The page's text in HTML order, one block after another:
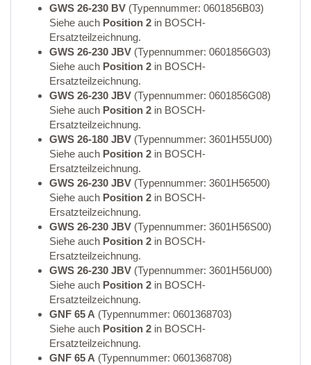
GWS 26-230 BV (Typennummer: 0601856B03)
Siehe auch Position 2 in BOSCH-
Ersatzteilzeichnung.
GWS 26-230 JBV (Typennummer: 0601856G03)
Siehe auch Position 2 in BOSCH-
Ersatzteilzeichnung.
GWS 26-230 JBV (Typennummer: 0601856G08)
Siehe auch Position 2 in BOSCH-
Ersatzteilzeichnung.
GWS 26-180 JBV (Typennummer: 3601H55U00)
Siehe auch Position 2 in BOSCH-
Ersatzteilzeichnung.
GWS 26-230 JBV (Typennummer: 3601H56500)
Siehe auch Position 2 in BOSCH-
Ersatzteilzeichnung.
GWS 26-230 JBV (Typennummer: 3601H56S00)
Siehe auch Position 2 in BOSCH-
Ersatzteilzeichnung.
GWS 26-230 JBV (Typennummer: 3601H56U00)
Siehe auch Position 2 in BOSCH-
Ersatzteilzeichnung.
GNF 65 A (Typennummer: 0601368703)
Siehe auch Position 2 in BOSCH-
Ersatzteilzeichnung.
GNF 65 A (Typennummer: 0601368708)